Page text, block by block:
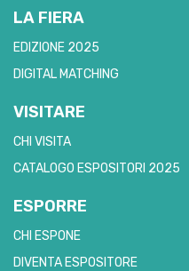
LA FIERA
EDIZIONE 2025
DIGITAL MATCHING
VISITARE
CHI VISITA
CATALOGO ESPOSITORI 2025
ESPORRE
CHI ESPONE
DIVENTA ESPOSITORE